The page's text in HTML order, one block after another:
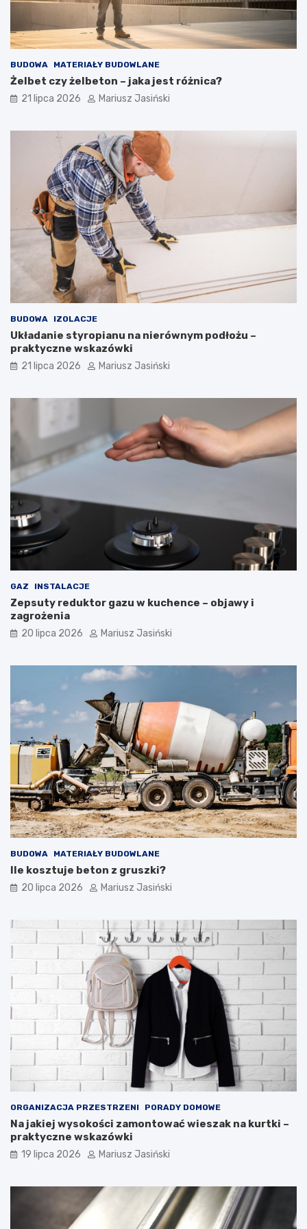
BUDOWA MATERIAŁY BUDOWLANE
Żelbet czy żelbeton – jaka jest różnica?
21 lipca 2026 Mariusz Jasiński
BUDOWA IZOLACJE
Układanie styropianu na nierównym podłożu –
praktyczne wskazówki
21 lipca 2026 Mariusz Jasiński
GAZ INSTALACJE
Zepsuty reduktor gazu w kuchence – objawy i
zagrożenia
20 lipca 2026 Mariusz Jasiński
BUDOWA MATERIAŁY BUDOWLANE
Ile kosztuje beton z gruszki?
20 lipca 2026 Mariusz Jasiński
ORGANIZACJA PRZESTRZENI PORADY DOMOWE
Na jakiej wysokości zamontować wieszak na kurtki –
praktyczne wskazówki
19 lipca 2026 Mariusz Jasiński